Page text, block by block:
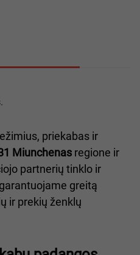
priekabas ir
Miunchenas regione ir
partnerių tinklo ir
greitą
ir prekių ženklų